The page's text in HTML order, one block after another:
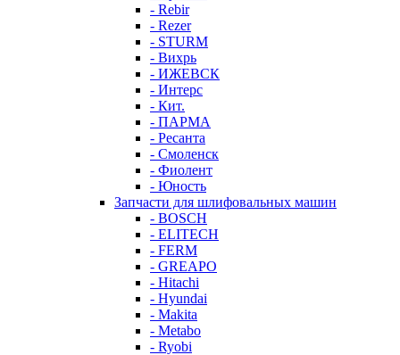
- Rebir
- Rezer
- STURM
- Вихрь
- ИЖЕВСК
- Интерс
- Кит.
- ПАРМА
- Ресанта
- Смоленск
- Фиолент
- Юность
Запчасти для шлифовальных машин
- BOSCH
- ELITECH
- FERM
- GREAPO
- Hitachi
- Hyundai
- Makita
- Metabo
- Ryobi